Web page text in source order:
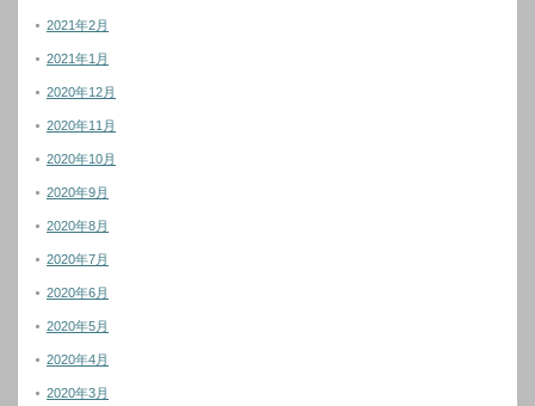
2021年2月
2021年1月
2020年12月
2020年11月
2020年10月
2020年9月
2020年8月
2020年7月
2020年6月
2020年5月
2020年4月
2020年3月